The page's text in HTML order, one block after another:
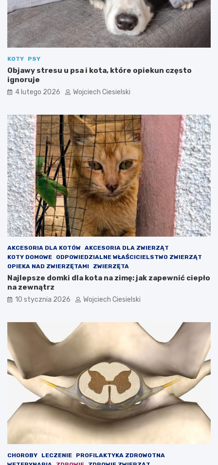
KOTY PSY
Objawy stresu u psa i kota, które opiekun często
ignoruje
4 lutego 2026 Wojciech Ciesielski
AKCESORIA DLA KOTÓW AKCESORIA DLA ZWIERZĄT
KOTY DOMOWE
ODPOWIEDZIALNE WŁAŚCICIELSTWO ZWIERZĄT
OPIEKA NAD ZWIERZĘTAMI
ZWIERZĘTA
Najlepsze domki dla kota na zimę: jak zapewnić ciepło
na zewnątrz
10 stycznia 2026 Wojciech Ciesielski
CHOROBY LECZENIE
PROFILAKTYKA ZDROWOTNA